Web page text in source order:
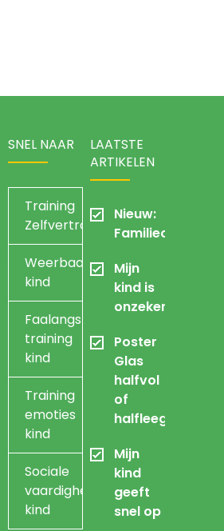
SNEL NAAR
Training
Zelfvertrouwen
Weerbaarheidstraining
kind
Faalangst
training
kind
Training
emoties
kind
Sociale
vaardigheidstraining
kind
LAATSTE
ARTIKELEN
Nieuw:
Mijn
kind is
onzeker
Poster
Glas
halfvol
of
halfleeg
Mijn
kind
geeft
snel op